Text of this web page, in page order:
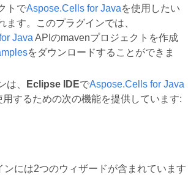
トでAspose.Cells for Javaを使用したい
ます。このプラグインでは、
Java APIのmavenプロジェクトを作成
をダウンロードすることができま
は、
Eclipse IDEでAspose.Cells for Java
用するための次の機能を提供しています:
ンには2つのウィザードが含まれています